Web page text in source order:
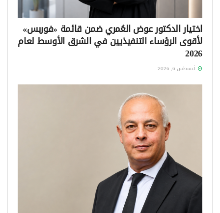
اختيار الدكتور عوض العُمري ضمن قائمة «فوربس»
لأقوى الرؤساء التنفيذيين في الشرق الأوسط لعام
2026
أغسطس 6, 2026